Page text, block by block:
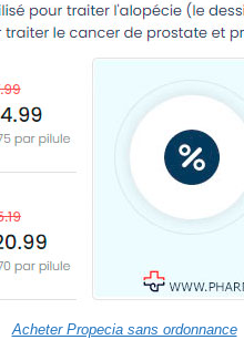
Acheter Propecia sans ordonnance